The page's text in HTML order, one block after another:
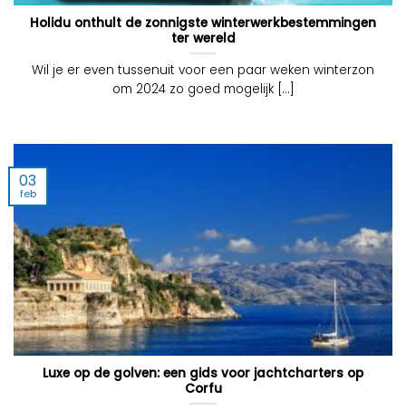
Holidu onthult de zonnigste winterwerkbestemmingen
ter wereld
Wil je er even tussenuit voor een paar weken winterzon
om 2024 zo goed mogelijk [...]
Luxe op de golven: een gids voor jachtcharters op
Corfu
03
feb